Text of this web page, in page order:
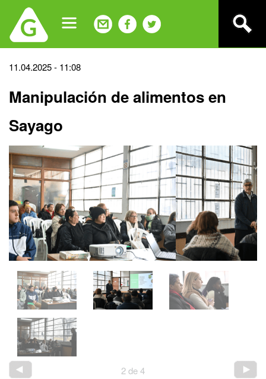
navigation
Back
top
11.04.2025 - 11:08
Manipulación de alimentos en
Sayago
2de4